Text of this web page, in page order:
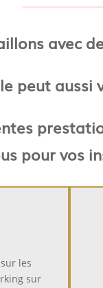
avec
peut
pour vos
les
sur